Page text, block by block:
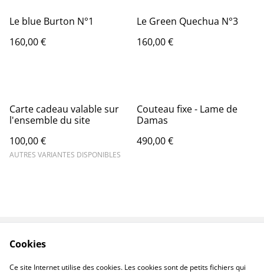
Le blue Burton N°1
160,00 €
Le Green Quechua N°3
160,00 €
Carte cadeau valable sur
l'ensemble du site
100,00 €
AUTRES VARIANTES DISPONIBLES
Couteau fixe - Lame de
Damas
490,00 €
Politique de
Politique de cookies
Cookies
Ce site Internet utilise des cookies. Les cookies sont de petits fichiers qui